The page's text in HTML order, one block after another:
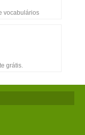
vocabulários
grátis.